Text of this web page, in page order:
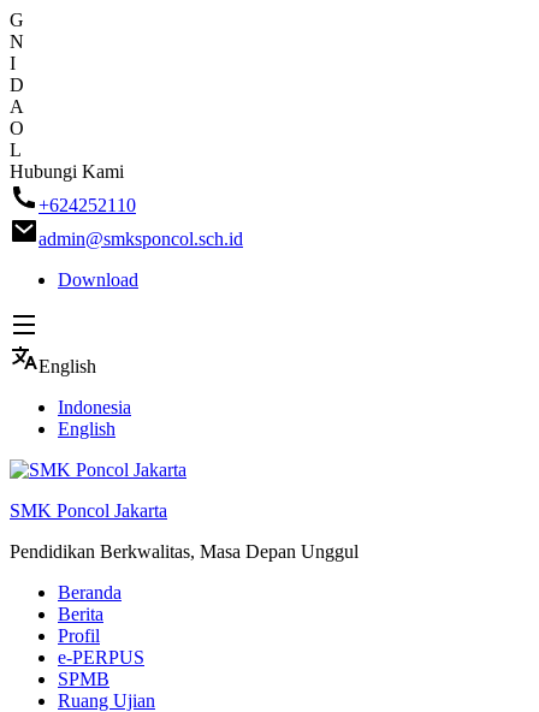
G
N
I
D
A
O
L
Skip
to
content
Hubungi Kami
+624252110
admin@smksponcol.sch.id
Download
English
Indonesia
English
SMK Poncol Jakarta
Pendidikan Berkwalitas, Masa Depan Unggul
Beranda
Berita
Profil
e-PERPUS
SPMB
Ruang Ujian